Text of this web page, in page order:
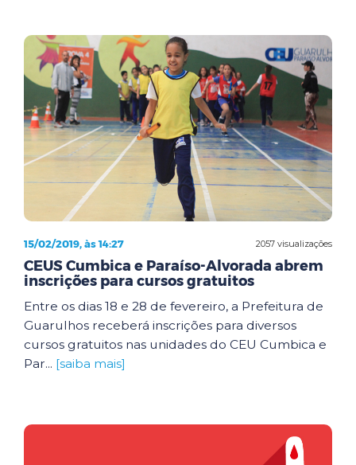
2057 visualizações
15/02/2019, às 14:27
CEUS Cumbica e Paraíso-Alvorada abrem
inscrições para cursos gratuitos
Entre os dias 18 e 28 de fevereiro, a Prefeitura de
Guarulhos receberá inscrições para diversos
cursos gratuitos nas unidades do CEU Cumbica e
Par... [saiba mais]